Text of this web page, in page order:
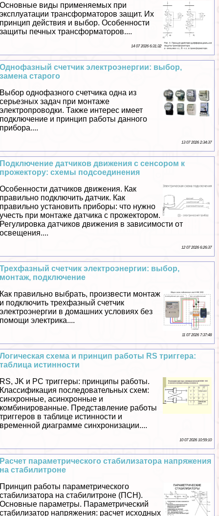
Основные виды применяемых при
эксплуатации трaнcформаторов защит. Их
принцип действия и выбор. Особенности
защиты печных трaнcформаторов....
14 07 2026 6:31:32
Однофазный счетчик электроэнергии: выбор,
замена старого
Выбор однофазного счетчика одна из
серьезных задач при монтаже
электропроводки. Также интерес имеет
подключение и принцип работы данного
прибора....
13 07 2026 2:34:37
Подключение датчиков движения с сенсором к
прожектору: схемы подсоединения
Особенности датчиков движения. Как
правильно подключить датчик. Как
правильно установить приборы: что нужно
учесть при монтаже датчика с прожектором.
Регулировка датчиков движения в зависимости от
освещения....
12 07 2026 6:26:37
Трехфазный счетчик электроэнергии: выбор,
монтаж, подключение
Как правильно выбрать, произвести монтаж
и подключить трехфазный счетчик
электроэнергии в домашних условиях без
помощи электрика....
11 07 2026 7:37:48
Логическая схема и принцип работы RS триггера:
таблица истинности
RS, JK и PC триггеры: принципы работы.
Классификация последовательных схем:
синхронные, асинхронные и
комбинированные. Представление работы
триггеров в таблице истинности и
временной диаграмме синхронизации....
10 07 2026 10:59:10
Расчет параметрического стабилизатора напряжения
на стабилитроне
Принцип работы параметрического
стабилизатора на стабилитроне (ПСН).
Основные параметры. Параметрический
стабилизатор напряжения: расчет исходных